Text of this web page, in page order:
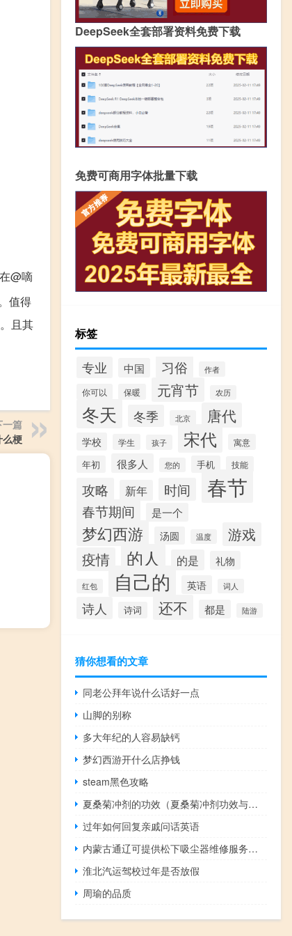
@嘀
值得
且其
一篇
么梗
DeepSeek全套部署资料免费下载
免费可商用字体批量下载
标签
专业 中国 习俗 作者
你可以 保暖 元宵节 农历
冬天 冬季 北京 唐代
学校 学生 孩子 宋代 寓意
年初 很多人 您的 手机 技能
攻略 新年 时间 春节
春节期间 是一个
梦幻西游 汤圆 温度
游戏
疫情
的人 的是 礼物
红包 自己的 英语 词人
诗人 诗词 还不 都是 陆游
猜你想看的文章
同老公拜年说什么话好一点
山脚的别称
多大年纪的人容易缺钙
梦幻西游开什么店挣钱
steam黑色攻略
夏桑菊冲剂的功效（夏桑菊冲剂功效与作用）
过年如何回复亲戚问话英语
内蒙古通辽可提供松下吸尘器维修服务地址在哪
淮北汽运驾校过年是否放假
周瑜的品质